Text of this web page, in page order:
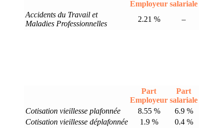
Employeur salariale
Accidents du Travail et
Maladies Professionnelles
2.21 % –
Part
Employeur
Part
salariale
Cotisation vieillesse plafonnée
8.55 %
6.9 %
Cotisation vieillesse déplafonnée
1.9 %
0.4 %